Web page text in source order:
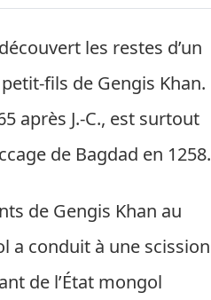
les restes d’un
fils de Gengis Khan.
après J.-C., est surtout
de Bagdad en 1258.
de Gengis Khan au
a conduit à une scission
de l’État mongol